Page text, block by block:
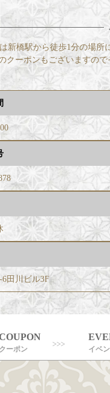
新橋駅から徒歩1分の場
クーポンもございますの
田川ビル3F
クーポン イベ